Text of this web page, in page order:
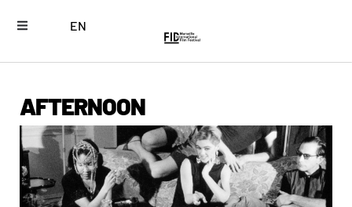
EN
AFTERNOON